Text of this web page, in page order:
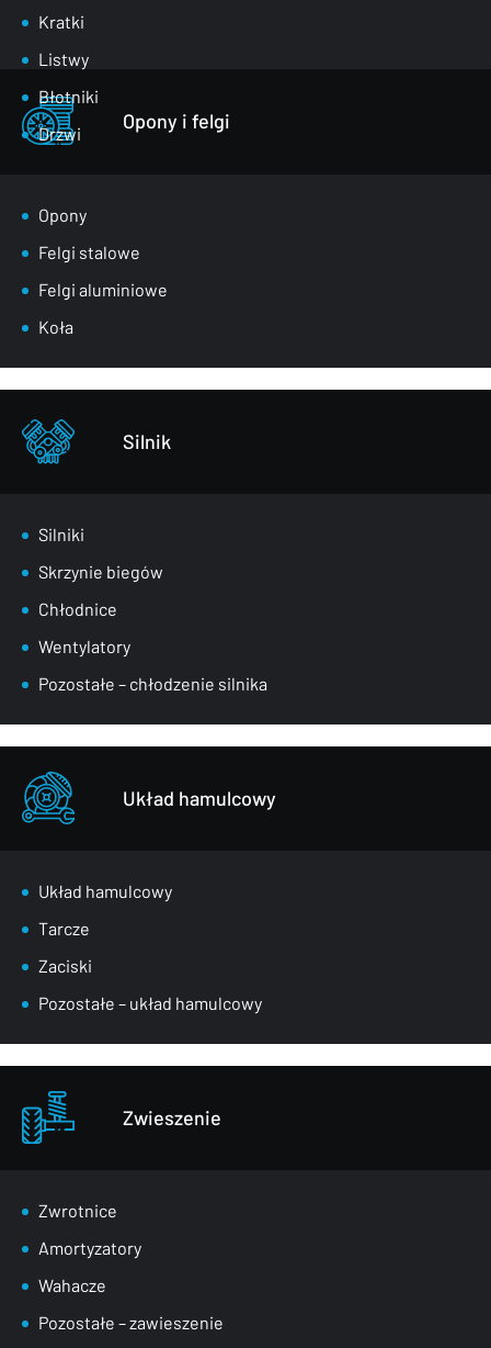
Kratki
Listwy
Błotniki
Drzwi
Lusterka
Maski
Nadkola
Pasy przednie
Zderzaki
Pozostałe – części karoserii
Opony i felgi
Opony
Felgi stalowe
Felgi aluminiowe
Koła
Silnik
Silniki
Skrzynie biegów
Chłodnice
Wentylatory
Pozostałe – chłodzenie silnika
Układ hamulcowy
Układ hamulcowy
Tarcze
Zaciski
Pozostałe – układ hamulcowy
Zwieszenie
Zwrotnice
Amortyzatory
Wahacze
Pozostałe – zawieszenie